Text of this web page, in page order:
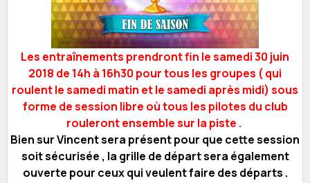
Les entraînements prendront fin le samedi 30 juin
2018 de 14h à 16h30 pour tous les groupes ( qui
roulent le samedi matin et le samedi après midi) sous
forme de session libre où tous les pilotes du club
rouleront ensemble sur la piste .
Bien sur Vincent sera présent pour que cette session
soit sécurisée , la grille de départ sera également
ouverte pour ceux qui veulent faire des départs .